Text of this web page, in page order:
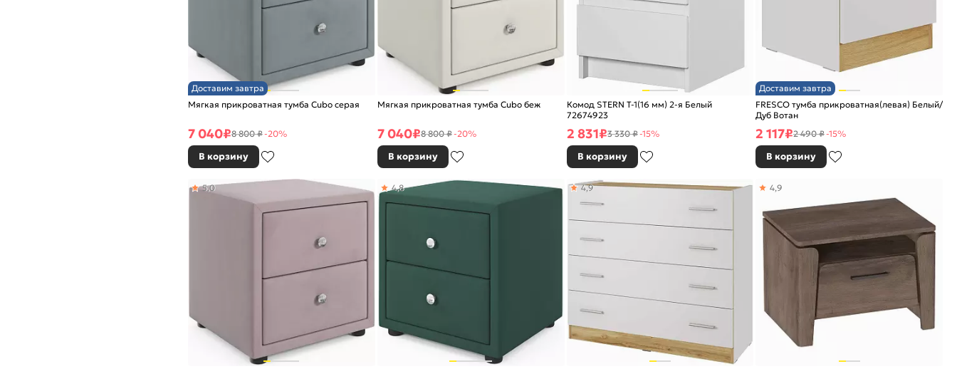
Доставим завтра
Мягкая прикроватная тумба Cubo серая
7 040₽8 800 ₽-20%
В корзину
Мягкая прикроватная тумба Cubo беж
7 040₽8 800 ₽-20%
В корзину
Комод STERN Т-1(16 мм) 2-я Белый
72674923
2 831₽3 330 ₽-15%
В корзину
Доставим завтра
FRESCO тумба прикроватная(левая) Белый/
Дуб Вотан
2 117₽2 490 ₽-15%
В корзину
5,0 4,8 4,9 4,9